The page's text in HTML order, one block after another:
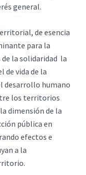
general.
de esencia
para la
la solidaridad la
de vida de la
desarrollo humano
los territorios
dimensión de la
pública en
efectos e
a la